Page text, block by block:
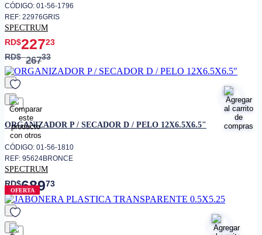
CÓDIGO: 01-56-1796
REF: 22976GRIS
SPECTRUM
RD$22723
RD$26733
favorito
ORGANIZADOR P / SECADOR D / PELO 12X6.5X6.5"
CÓDIGO: 01-56-1810
REF: 95624BRONCE
SPECTRUM
RD$68973
OFERTA